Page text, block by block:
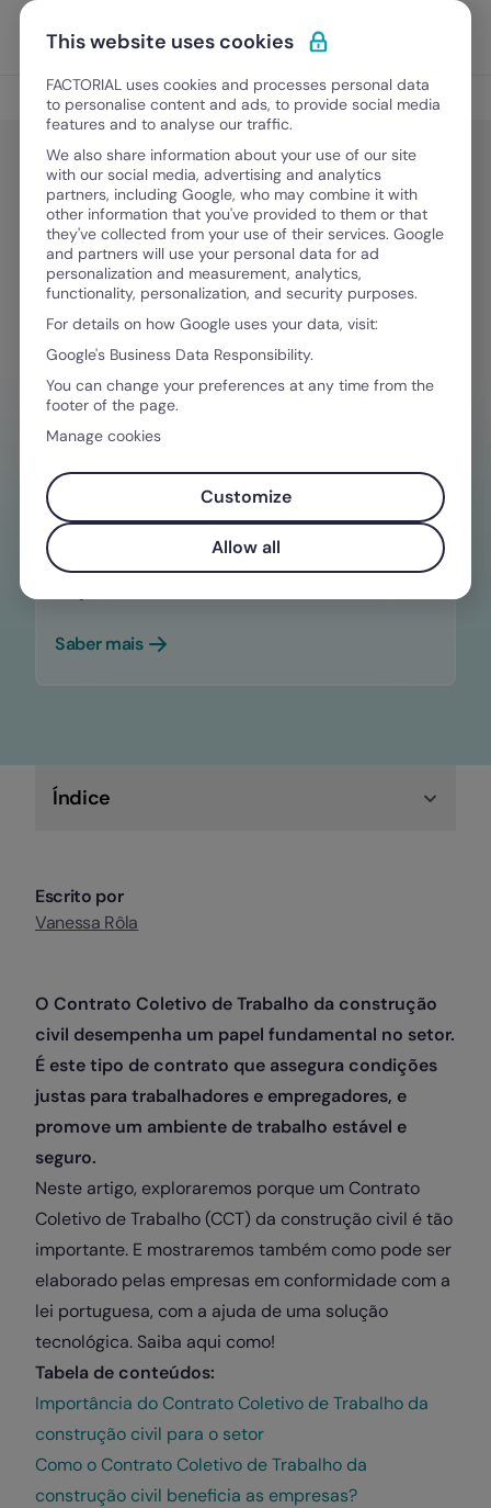
Ir para o conteúdo
Experimente Grátis
Jurídico e Financeiro
Jurídico e Financeiro
Contrato coletivo de trabalho da
construção civil: como seguir todas
as leis?
Maio 31, 2025·6 minutos de leitura
PRECISA DE AJUDA PARA GERENCIAR AS
DESPESAS?
Não deixe escapar nenhum prazo legal
com a Factorial e otimize o seu
Saber mais
Índice
Escrito por
Vanessa Rôla
O Contrato Coletivo de Trabalho da construção
civil desempenha um papel fundamental no setor.
É este tipo de contrato que assegura condições
justas para trabalhadores e empregadores, e
promove um ambiente de trabalho estável e
seguro.
Neste artigo, exploraremos porque um Contrato
Coletivo de Trabalho (CCT) da construção civil é tão
importante. E mostraremos também como pode ser
elaborado pelas empresas em conformidade com a
lei portuguesa, com a ajuda de uma solução
tecnológica. Saiba aqui como!
Tabela de conteúdos:
Importância do Contrato Coletivo de Trabalho da
construção civil para o setor
Como o Contrato Coletivo de Trabalho da
construção civil beneficia as empresas?
This website uses cookies
FACTORIAL uses cookies and processes personal data
to personalise content and ads, to provide social media
features and to analyse our traffic.
We also share information about your use of our site
with our social media, advertising and analytics
partners, including Google, who may combine it with
other information that you've provided to them or that
they've collected from your use of their services. Google
and partners will use your personal data for ad
personalization and measurement, analytics,
functionality, personalization, and security purposes.
For details on how Google uses your data, visit:
Google's Business Data Responsibility.
You can change your preferences at any time from the
footer of the page.
Manage cookies
Customize
Allow all